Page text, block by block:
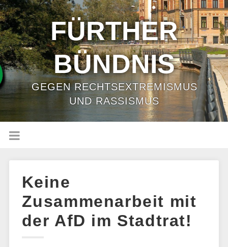
FÜRTHER
BÜNDNIS
GEGEN RECHTSEXTREMISMUS
UND RASSISMUS
Keine
Zusammenarbeit mit
der AfD im Stadtrat!